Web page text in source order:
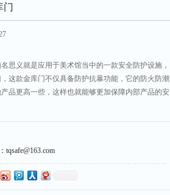
门
思义就是应用于美术馆当中的一款安全防护设施，
这款金库门不仅具备防护抗暴功能，它的防火防潮
品更高一些，这样也就能够更加保障内部产品的安
tqsafe@163.com